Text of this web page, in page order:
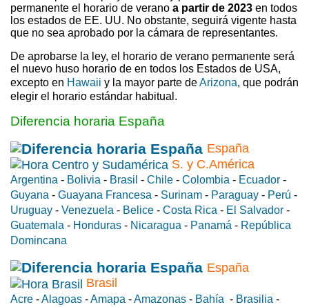
permanente el horario de verano a partir de 2023 en todos
los estados de EE. UU. No obstante, seguirá vigente hasta
que no sea aprobado por la cámara de representantes.
De aprobarse la ley, el horario de verano permanente será
el nuevo huso horario de en todos los Estados de USA,
excepto en Hawaii y la mayor parte deArizona, que podrán
elegir el horario estándar habitual.
Diferencia horaria España
España
S. y C.América
Argentina - Bolivia - Brasil - Chile - Colombia - Ecuador -
Guyana - Guayana Francesa - Surinam - Paraguay - Perú -
Uruguay - Venezuela - Belice - Costa Rica - El Salvador -
Guatemala - Honduras - Nicaragua - Panamá - República
Domincana
España
Brasil
Acre -Alagoas -Amapa -Amazonas - Bahía - Brasilia -